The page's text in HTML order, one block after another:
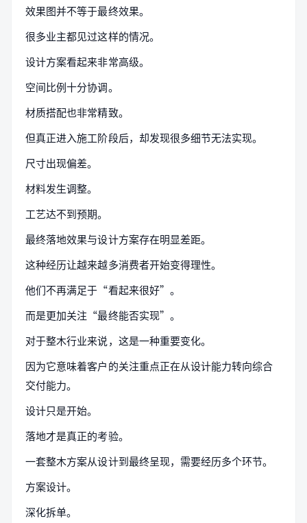
效果图并不等于最终效果。
很多业主都见过这样的情况。
设计方案看起来非常高级。
空间比例十分协调。
材质搭配也非常精致。
但真正进入施工阶段后，却发现很多细节无法实现。
尺寸出现偏差。
材料发生调整。
工艺达不到预期。
最终落地效果与设计方案存在明显差距。
这种经历让越来越多消费者开始变得理性。
他们不再满足于“看起来很好”。
而是更加关注“最终能否实现”。
对于整木行业来说，这是一种重要变化。
因为它意味着客户的关注重点正在从设计能力转向综合
交付能力。
设计只是开始。
落地才是真正的考验。
一套整木方案从设计到最终呈现，需要经历多个环节。
方案设计。
深化拆单。